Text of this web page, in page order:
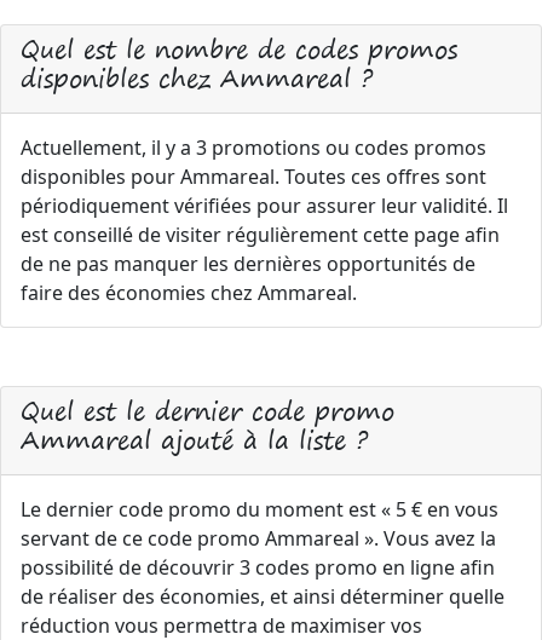
Quel est le nombre de codes promos
disponibles chez Ammareal ?
Actuellement, il y a 3 promotions ou codes promos
disponibles pour Ammareal. Toutes ces offres sont
périodiquement vérifiées pour assurer leur validité. Il
est conseillé de visiter régulièrement cette page afin
de ne pas manquer les dernières opportunités de
faire des économies chez Ammareal.
Quel est le dernier code promo
Ammareal ajouté à la liste ?
Le dernier code promo du moment est « 5 € en vous
servant de ce code promo Ammareal ». Vous avez la
possibilité de découvrir 3 codes promo en ligne afin
de réaliser des économies, et ainsi déterminer quelle
réduction vous permettra de maximiser vos